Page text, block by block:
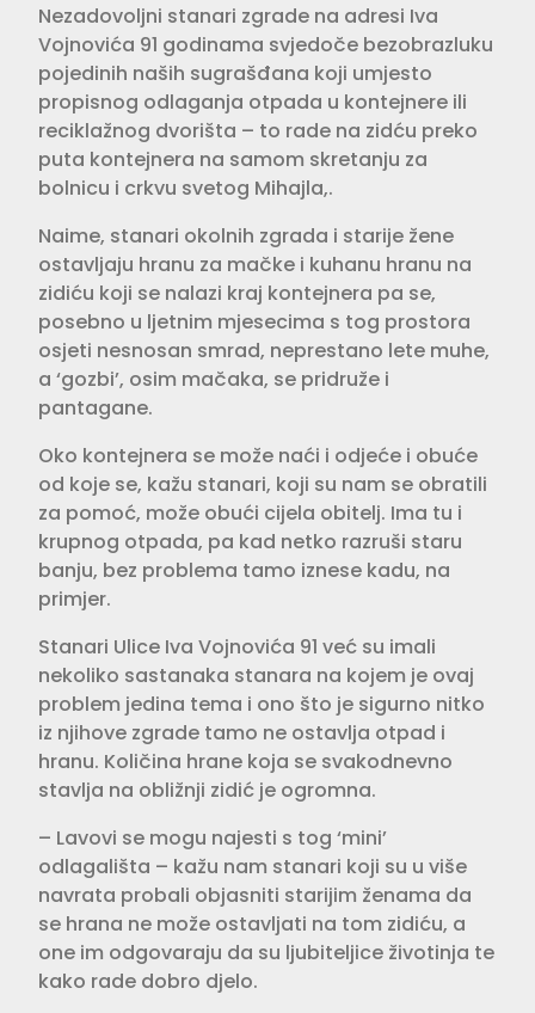
Nezadovoljni stanari zgrade na adresi Iva
Vojnovića 91 godinama svjedoče bezobrazluku
pojedinih naših sugrašđana koji umjesto
propisnog odlaganja otpada u kontejnere ili
reciklažnog dvorišta – to rade na zidću preko
puta kontejnera na samom skretanju za
bolnicu i crkvu svetog Mihajla,.
Naime, stanari okolnih zgrada i starije žene
ostavljaju hranu za mačke i kuhanu hranu na
zidiću koji se nalazi kraj kontejnera pa se,
posebno u ljetnim mjesecima s tog prostora
osjeti nesnosan smrad, neprestano lete muhe,
a ‘gozbi’, osim mačaka, se pridruže i
pantagane.
Oko kontejnera se može naći i odjeće i obuće
od koje se, kažu stanari, koji su nam se obratili
za pomoć, može obući cijela obitelj. Ima tu i
krupnog otpada, pa kad netko razruši staru
banju, bez problema tamo iznese kadu, na
primjer.
Stanari Ulice Iva Vojnovića 91 već su imali
nekoliko sastanaka stanara na kojem je ovaj
problem jedina tema i ono što je sigurno nitko
iz njihove zgrade tamo ne ostavlja otpad i
hranu. Količina hrane koja se svakodnevno
stavlja na obližnji zidić je ogromna.
– Lavovi se mogu najesti s tog ‘mini’
odlagališta – kažu nam stanari koji su u više
navrata probali objasniti starijim ženama da
se hrana ne može ostavljati na tom zidiću, a
one im odgovaraju da su ljubiteljice životinja te
kako rade dobro djelo.